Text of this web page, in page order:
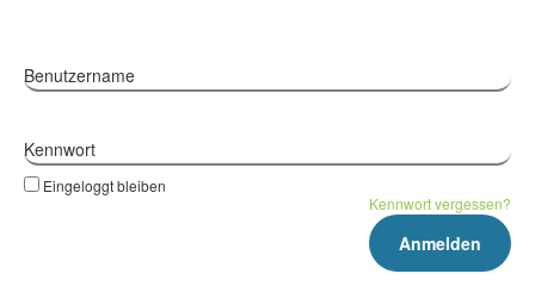
Benutzername
Kennwort
Eingeloggt bleiben
Kennwort vergessen?